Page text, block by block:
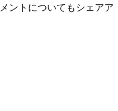
ントについてもシェアア